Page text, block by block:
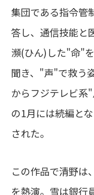
集団である指令管
答し、通信技能と
瀕(ひん)した"命"
聞き、"声"で救う
からフジテレビ系
の1月には続編と
された。
この作品で清野は
を熱演。雪は銀行